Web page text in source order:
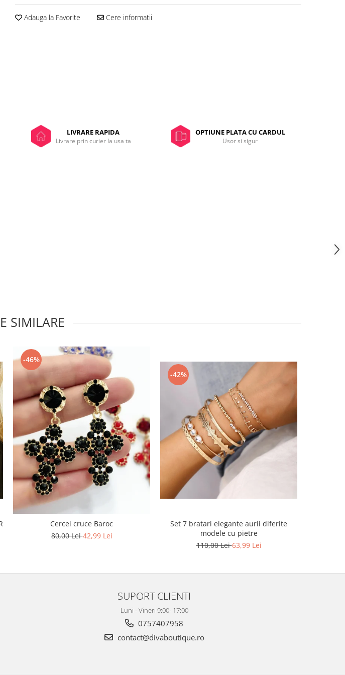
Adauga la Favorite Cere informatii
LIVRARE RAPIDA
Livrare prin curier la usa ta
OPTIUNE PLATA CU CARDUL
Usor si sigur
SIMILARE
-46%
Cercei cruce Baroc
80,00 Lei42,99 Lei
-42%
Set 7 bratari elegante aurii diferite
modele cu pietre
110,00 Lei63,99 Lei
SUPORT CLIENTI
Luni - Vineri 9:00- 17:00
0757407958
contact@divaboutique.ro